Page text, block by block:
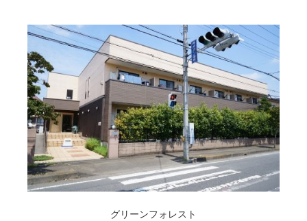
グリーンフォレスト